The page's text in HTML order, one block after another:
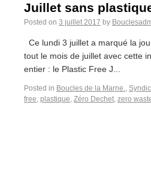
Juillet sans
Posted on 3 juillet 2017 by
Ce lundi 3 juillet a marqué la
tout le mois de juillet avec cette
entier : le Plastic Free J...
Posted in Boucles de la Marne.,
free, plastique, Zéro Dechet, zero